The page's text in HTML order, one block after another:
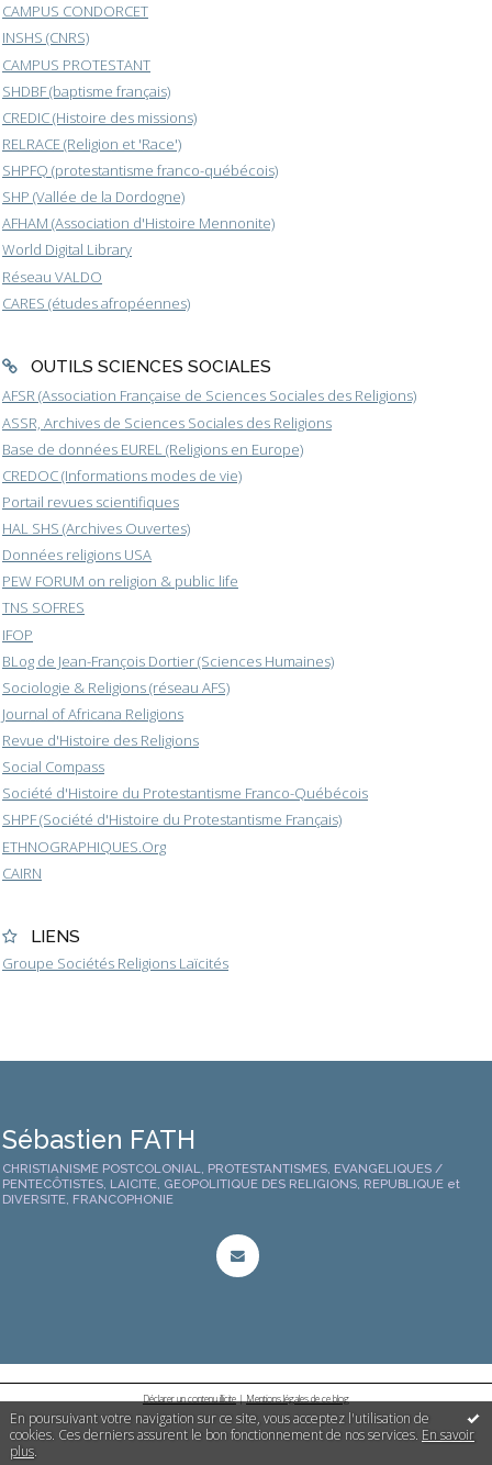
En poursuivant votre navigation sur ce site, vous acceptez l'utilisation de
cookies. Ces derniers assurent le bon fonctionnement de nos services. En savoir
plus.
CAMPUS CONDORCET
INSHS (CNRS)
CAMPUS PROTESTANT
SHDBF (baptisme français)
CREDIC (Histoire des missions)
RELRACE (Religion et 'Race')
SHPFQ (protestantisme franco-québécois)
SHP (Vallée de la Dordogne)
AFHAM (Association d'Histoire Mennonite)
World Digital Library
Réseau VALDO
CARES (études afropéennes)
OUTILS SCIENCES SOCIALES
AFSR (Association Française de Sciences Sociales des Religions)
ASSR, Archives de Sciences Sociales des Religions
Base de données EUREL (Religions en Europe)
CREDOC (Informations modes de vie)
Portail revues scientifiques
HAL SHS (Archives Ouvertes)
Données religions USA
PEW FORUM on religion & public life
TNS SOFRES
IFOP
BLog de Jean-François Dortier (Sciences Humaines)
Sociologie & Religions (réseau AFS)
Journal of Africana Religions
Revue d'Histoire des Religions
Social Compass
Société d'Histoire du Protestantisme Franco-Québécois
SHPF (Société d'Histoire du Protestantisme Français)
ETHNOGRAPHIQUES.Org
CAIRN
LIENS
Groupe Sociétés Religions Laïcités
Sébastien FATH
CHRISTIANISME POSTCOLONIAL, PROTESTANTISMES, EVANGELIQUES /
PENTECÔTISTES, LAICITE, GEOPOLITIQUE DES RELIGIONS, REPUBLIQUE et
DIVERSITE, FRANCOPHONIE
Déclarer un contenu illicite|Mentions légales de ce blog